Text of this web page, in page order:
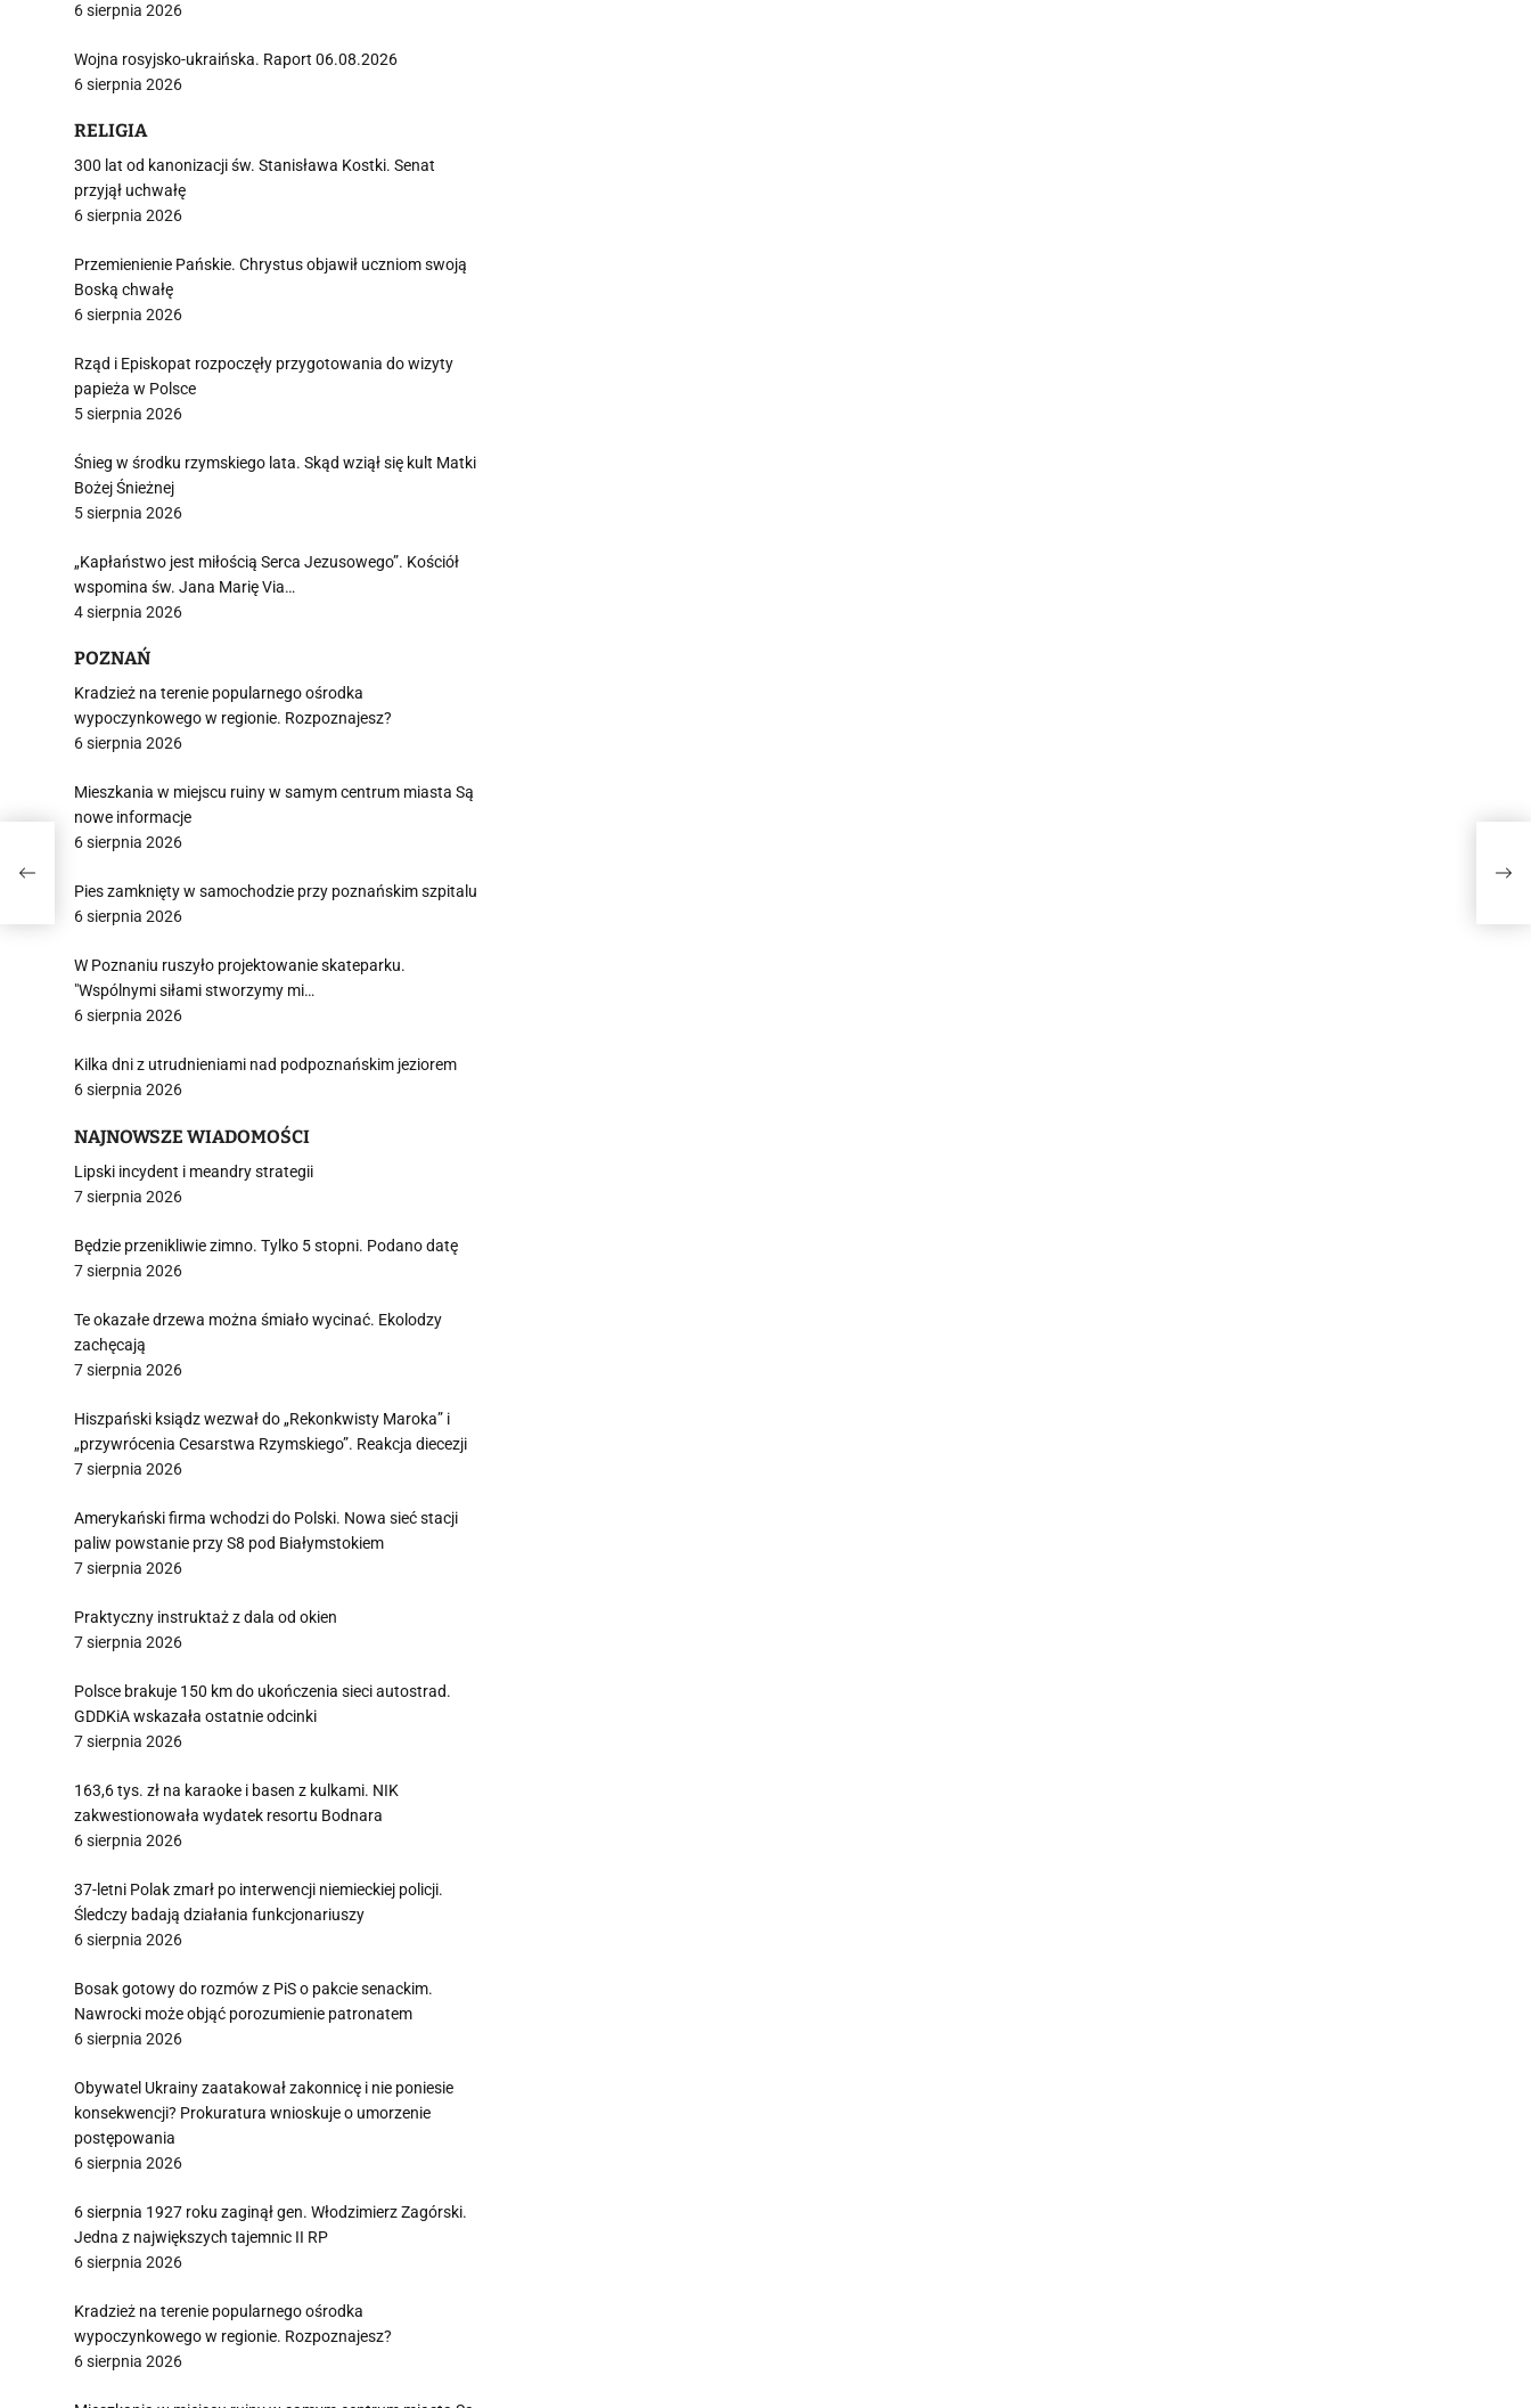
6 sierpnia 2026
Wojna rosyjsko-ukraińska. Raport 06.08.2026
6 sierpnia 2026
RELIGIA
300 lat od kanonizacji św. Stanisława Kostki. Senat
przyjął uchwałę
6 sierpnia 2026
Przemienienie Pańskie. Chrystus objawił uczniom swoją
Boską chwałę
6 sierpnia 2026
Rząd i Episkopat rozpoczęły przygotowania do wizyty
papieża w Polsce
5 sierpnia 2026
Śnieg w środku rzymskiego lata. Skąd wziął się kult Matki
Bożej Śnieżnej
5 sierpnia 2026
„Kapłaństwo jest miłością Serca Jezusowego”. Kościół
wspomina św. Jana Marię Via…
4 sierpnia 2026
POZNAŃ
Kradzież na terenie popularnego ośrodka
wypoczynkowego w regionie. Rozpoznajesz?
6 sierpnia 2026
Mieszkania w miejscu ruiny w samym centrum miasta Są
nowe informacje
6 sierpnia 2026
Pies zamknięty w samochodzie przy poznańskim szpitalu
6 sierpnia 2026
W Poznaniu ruszyło projektowanie skateparku.
"Wspólnymi siłami stworzymy mi…
6 sierpnia 2026
Kilka dni z utrudnieniami nad podpoznańskim jeziorem
6 sierpnia 2026
NAJNOWSZE WIADOMOŚCI
Lipski incydent i meandry strategii
7 sierpnia 2026
Będzie przenikliwie zimno. Tylko 5 stopni. Podano datę
7 sierpnia 2026
Te okazałe drzewa można śmiało wycinać. Ekolodzy
zachęcają
7 sierpnia 2026
Hiszpański ksiądz wezwał do „Rekonkwisty Maroka” i
„przywrócenia Cesarstwa Rzymskiego”. Reakcja diecezji
7 sierpnia 2026
Amerykański firma wchodzi do Polski. Nowa sieć stacji
paliw powstanie przy S8 pod Białymstokiem
7 sierpnia 2026
Praktyczny instruktaż z dala od okien
7 sierpnia 2026
Polsce brakuje 150 km do ukończenia sieci autostrad.
GDDKiA wskazała ostatnie odcinki
7 sierpnia 2026
163,6 tys. zł na karaoke i basen z kulkami. NIK
zakwestionowała wydatek resortu Bodnara
6 sierpnia 2026
37-letni Polak zmarł po interwencji niemieckiej policji.
Śledczy badają działania funkcjonariuszy
6 sierpnia 2026
Bosak gotowy do rozmów z PiS o pakcie senackim.
Nawrocki może objąć porozumienie patronatem
6 sierpnia 2026
Obywatel Ukrainy zaatakował zakonnicę i nie poniesie
konsekwencji? Prokuratura wnioskuje o umorzenie
postępowania
6 sierpnia 2026
6 sierpnia 1927 roku zaginął gen. Włodzimierz Zagórski.
Jedna z największych tajemnic II RP
6 sierpnia 2026
Kradzież na terenie popularnego ośrodka
wypoczynkowego w regionie. Rozpoznajesz?
6 sierpnia 2026